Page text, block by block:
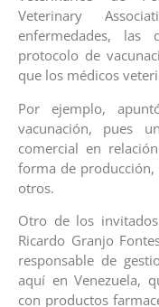
Veterinary
enfermedades, las
protocolo de
que los médicos
Por ejemplo,
vacunación, pues
comercial en
forma de
otros.
Otro de los
Ricardo Granjo
responsable de
aquí en Venezuela,
con productos